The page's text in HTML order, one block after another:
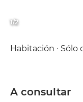
1/2
Habitación · Sólo
A consultar